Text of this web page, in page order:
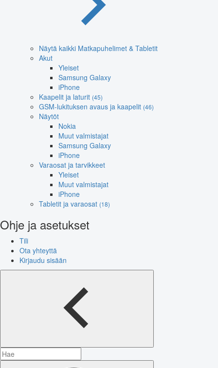
Näytä kaikki Matkapuhelimet & Tabletit
Akut
Yleiset
Samsung Galaxy
iPhone
Kaapelit ja laturit (45)
GSM-lukituksen avaus ja kaapelit (46)
Näytöt
Nokia
Muut valmistajat
Samsung Galaxy
iPhone
Varaosat ja tarvikkeet
Yleiset
Muut valmistajat
iPhone
Tabletit ja varaosat (18)
Ohje ja asetukset
Tili
Ota yhteyttä
Kirjaudu sisään